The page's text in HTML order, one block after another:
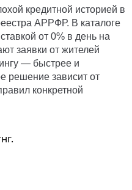
кредитной историей в
АРРФР. В каталоге
от 0% в день на
заявки от жителей
— быстрее и
решение зависит от
конкретной